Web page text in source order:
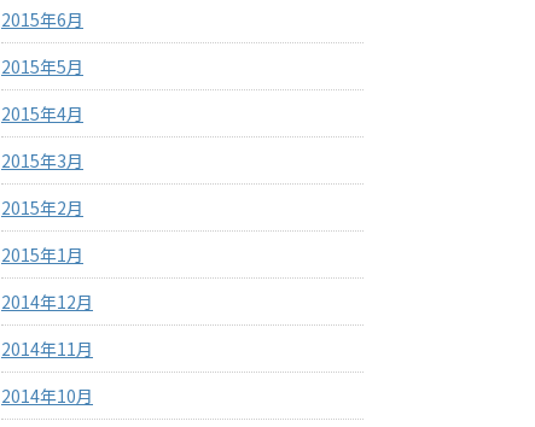
2015年6月
2015年5月
2015年4月
2015年3月
2015年2月
2015年1月
2014年12月
2014年11月
2014年10月